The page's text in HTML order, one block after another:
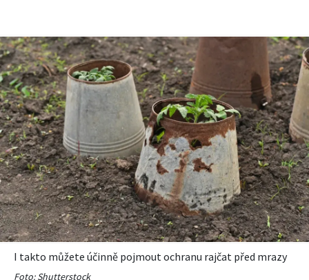
I takto můžete účinně pojmout ochranu rajčat před mrazy
Foto: Shutterstock